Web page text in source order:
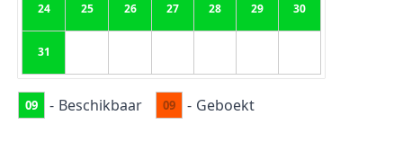
24 25 26 27 28 29 30
31
09 - Beschikbaar 09 - Geboekt